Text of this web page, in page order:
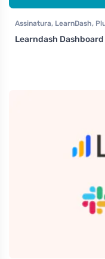
Assinatura, LearnDash,
Learndash Dashboard